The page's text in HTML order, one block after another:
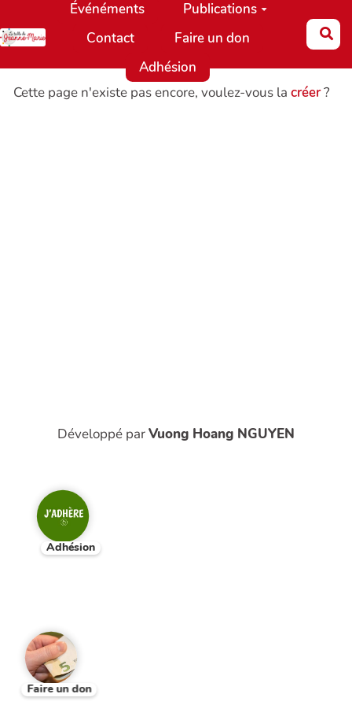
Aller au contenu principal
Événéments
Publications
Contact
Faire un don
Adhésion
Cette page n'existe pas encore, voulez-vous la créer?
Développé parVuong Hoang NGUYEN
Adhésion
Faire un don